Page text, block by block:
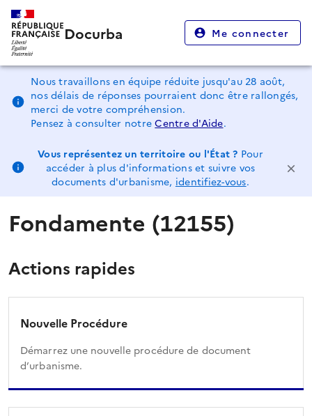
Docurba Me connecter
Nous travaillons en équipe réduite jusqu'au 28 août,
nos délais de réponses pourraient donc être rallongés,
merci de votre compréhension.
Pensez à consulter notreCentre d'Aide.
Vous représentez un territoire ou l'État ? Pour
accéder à plus d'informations et suivre vos
documents d'urbanisme, identifiez-vous.
Fondamente (12155)
Actions rapides
Nouvelle Procédure
Démarrez une nouvelle procédure de document
d’urbanisme.